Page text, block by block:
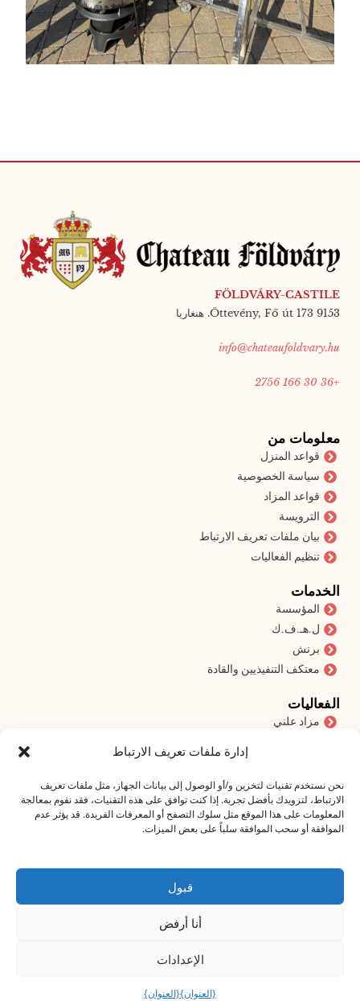
إدارة ملفات تعريف الارتباط
نحن نستخدم تقنيات لتخزين و/أو الوصول إلى بيانات الجهاز، مثل ملفات تعريف
الارتباط، لتزويدك بأفضل تجربة. إذا كنت توافق على هذه التقنيات، فقد نقوم بمعالجة
المعلومات على هذا الموقع مثل سلوك التصفح أو المعرفات الفريدة. قد يؤثر عدم
الموافقة أو سحب الموافقة سلباً على بعض الميزات.
قبول
أنا أرفض
الإعدادات
{العنوان}{العنوان}
FÖLDVÁRY-CASTILE
9153 Öttevény, Fő út 173. هنغاريا
info@chateaufoldvary.hu
+36 30 166 2756
معلومات من
قواعد المنزل
سياسة الخصوصية
قواعد المزاد
الترويسة
بيان ملفات تعريف الارتباط
تنظيم الفعاليات
الخدمات
المؤسسة
ل.هـ.ف.ك
برنش
معتكف التنفيذيين والقادة
الفعاليات
مزاد علني
اشترك في نشرتنا الإخبارية
اشترك في